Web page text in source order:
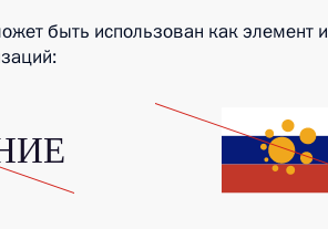
быть использован как элемент